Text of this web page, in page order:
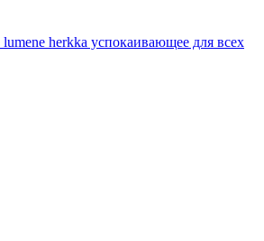
herkka успокаивающее для всех